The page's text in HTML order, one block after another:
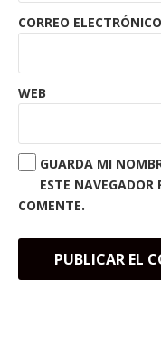
CORREO ELECTRÓNICO
WEB
GUARDA MI
ESTE
COMENTE.